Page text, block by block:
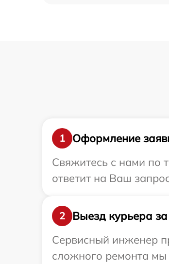
1
Оформление
Свяжитесь с нами по
ответит на Ваш
2
Выезд курьера
Сервисный инженер
сложного ремонта мы